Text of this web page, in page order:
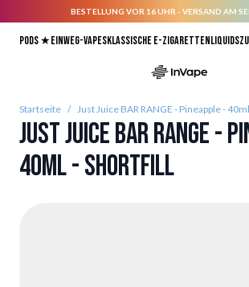
BESTELLUNG VOR 16 UHR - VERSAND AM
Pods ★Einweg-VapesKlassische E-ZigarettenLiquids
Startseite / Just Juice BAR RANGE - Pineapple -
Just Juice BAR RANGE -
40ml - Shortfill